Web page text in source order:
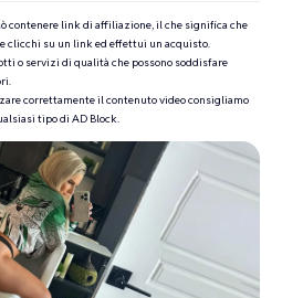
contenere link di affiliazione, il che significa che
clicchi su un link ed effettui un acquisto.
o servizi di qualità che possono soddisfare
correttamente il contenuto video consigliamo
tipo di AD Block.